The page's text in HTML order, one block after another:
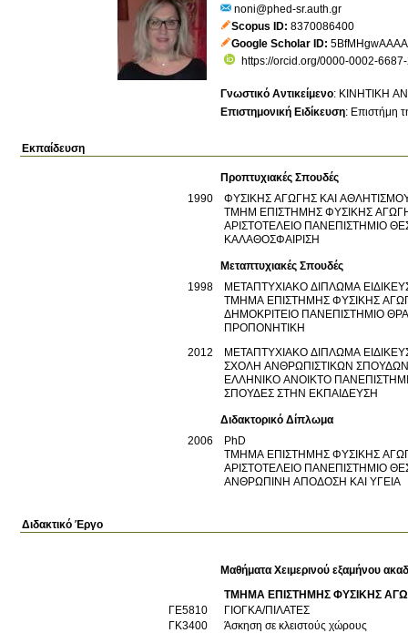
noni@phed-sr.auth.gr
Scopus ID 8370086400
Google Scholar ID
https://orcid.org/0000-0002-
Γνωστικό Αντικείμενο: ΚΙΝΗΤΙΚΗ
Επιστημονική Ειδίκευση: Επιστήμη
Εκπαίδευση
Προπτυχιακές Σπουδές
1990
ΦΥΣΙΚΗΣ ΑΓΩΓΗΣ ΚΑΙ
ΤΜΗΜ ΕΠΙΣΤΗΜΗΣ ΦΥΣΙΚΗΣ
ΑΡΙΣΤΟΤΕΛΕΙΟ ΠΑΝΕΠΙΣΤΗΜΙΟ
ΚΑΛΑΘΟΣΦΑΙΡΙΣΗ
Μεταπτυχιακές Σπουδές
1998
ΜΕΤΑΠΤΥΧΙΑΚΟ ΔΙΠΛΩΜΑ
ΤΜΗΜΑ ΕΠΙΣΤΗΜΗΣ ΦΥΣΙΚΗΣ
ΔΗΜΟΚΡΙΤΕΙΟ ΠΑΝΕΠΙΣΤΗΜΙΟ
ΠΡΟΠΟΝΗΤΙΚΗ
2012
ΜΕΤΑΠΤΥΧΙΑΚΟ ΔΙΠΛΩΜΑ
ΣΧΟΛΗ ΑΝΘΡΩΠΙΣΤΙΚΩΝ ΣΠΟΥΔΩΝ
ΕΛΛΗΝΙΚΟ ΑΝΟΙΚΤΟ
ΣΠΟΥΔΕΣ ΣΤΗΝ ΕΚΠΑΙΔΕΥΣΗ
Διδακτορικό Δίπλωμα
2006
PhD
ΤΜΗΜΑ ΕΠΙΣΤΗΜΗΣ ΦΥΣΙΚΗΣ
ΑΡΙΣΤΟΤΕΛΕΙΟ ΠΑΝΕΠΙΣΤΗΜΙΟ
ΑΝΘΡΩΠΙΝΗ ΑΠΟΔΟΣΗ ΚΑΙ ΥΓΕΙΑ
Διδακτικό Έργο
Μαθήματα Χειμερινού εξαμήνου
ΤΜΗΜΑ ΕΠΙΣΤΗΜΗΣ ΦΥΣΙΚΗΣ
ΓΕ5810
ΓΙΟΓΚΑ/ΠΙΛΑΤΕΣ
ΓΚ3400
Άσκηση σε κλειστούς χώρους